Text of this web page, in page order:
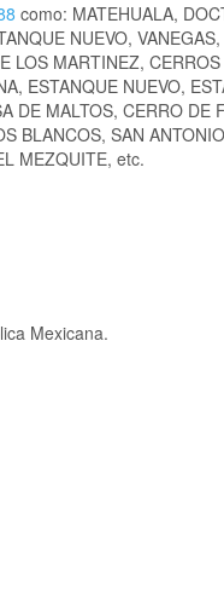
como: MATEHUALA,
NUEVO,
LOS MARTINEZ,
ESTANQUE NUEVO,
DE MALTOS, CERRO DE
BLANCOS, SAN
MEZQUITE, etc.
Mexicana.